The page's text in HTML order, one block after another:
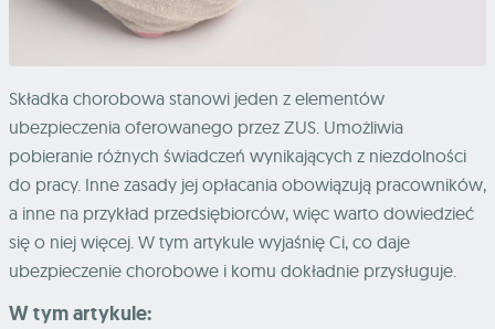
Składka chorobowa stanowi jeden z elementów
ubezpieczenia oferowanego przez ZUS. Umożliwia
pobieranie różnych świadczeń wynikających z niezdolności
do pracy. Inne zasady jej opłacania obowiązują pracowników,
a inne na przykład przedsiębiorców, więc warto dowiedzieć
się o niej więcej. W tym artykule wyjaśnię Ci, co daje
ubezpieczenie chorobowe i komu dokładnie przysługuje.
W tym artykule: